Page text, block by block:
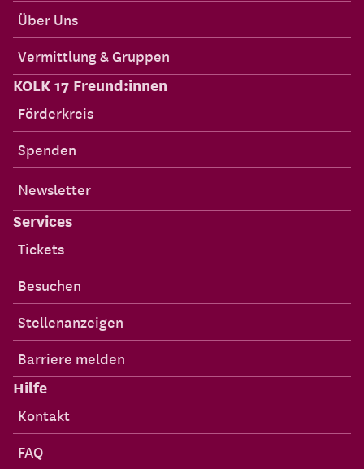
Über Uns
Vermittlung & Gruppen
KOLK 17 Freund:innen
Förderkreis
Spenden
Newsletter
Services
Tickets
Besuchen
Stellenanzeigen
Barriere melden
Hilfe
Kontakt
FAQ